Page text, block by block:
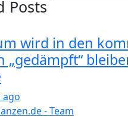
Posts
wird in den
„gedämpft“
ago
- Team